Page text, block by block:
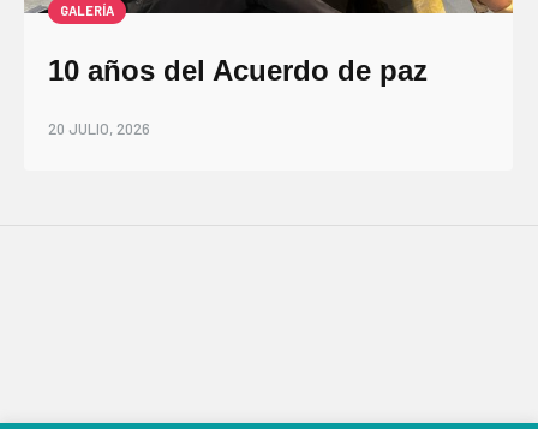
GALERÍA
10 años del Acuerdo de paz
20 JULIO, 2026